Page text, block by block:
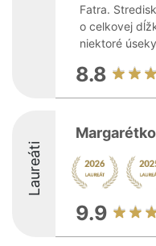
Fatra.
o celkovej
niektoré
8.8
Laureáti
9.9